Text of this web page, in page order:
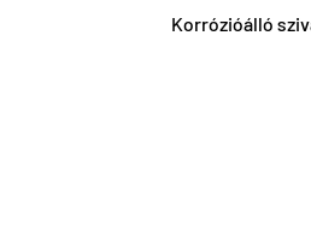
Korrózióálló